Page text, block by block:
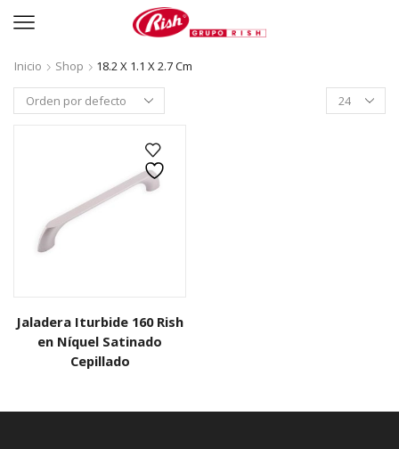
Inicio Shop
18.2 X 1.1 X 2.7 Cm
Productos
per
Jaladera Iturbide 160 Rish
en Níquel Satinado
Cepillado